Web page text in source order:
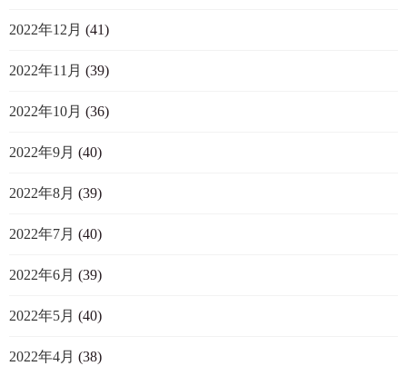
2022年12月 (41)
2022年11月 (39)
2022年10月 (36)
2022年9月 (40)
2022年8月 (39)
2022年7月 (40)
2022年6月 (39)
2022年5月 (40)
2022年4月 (38)